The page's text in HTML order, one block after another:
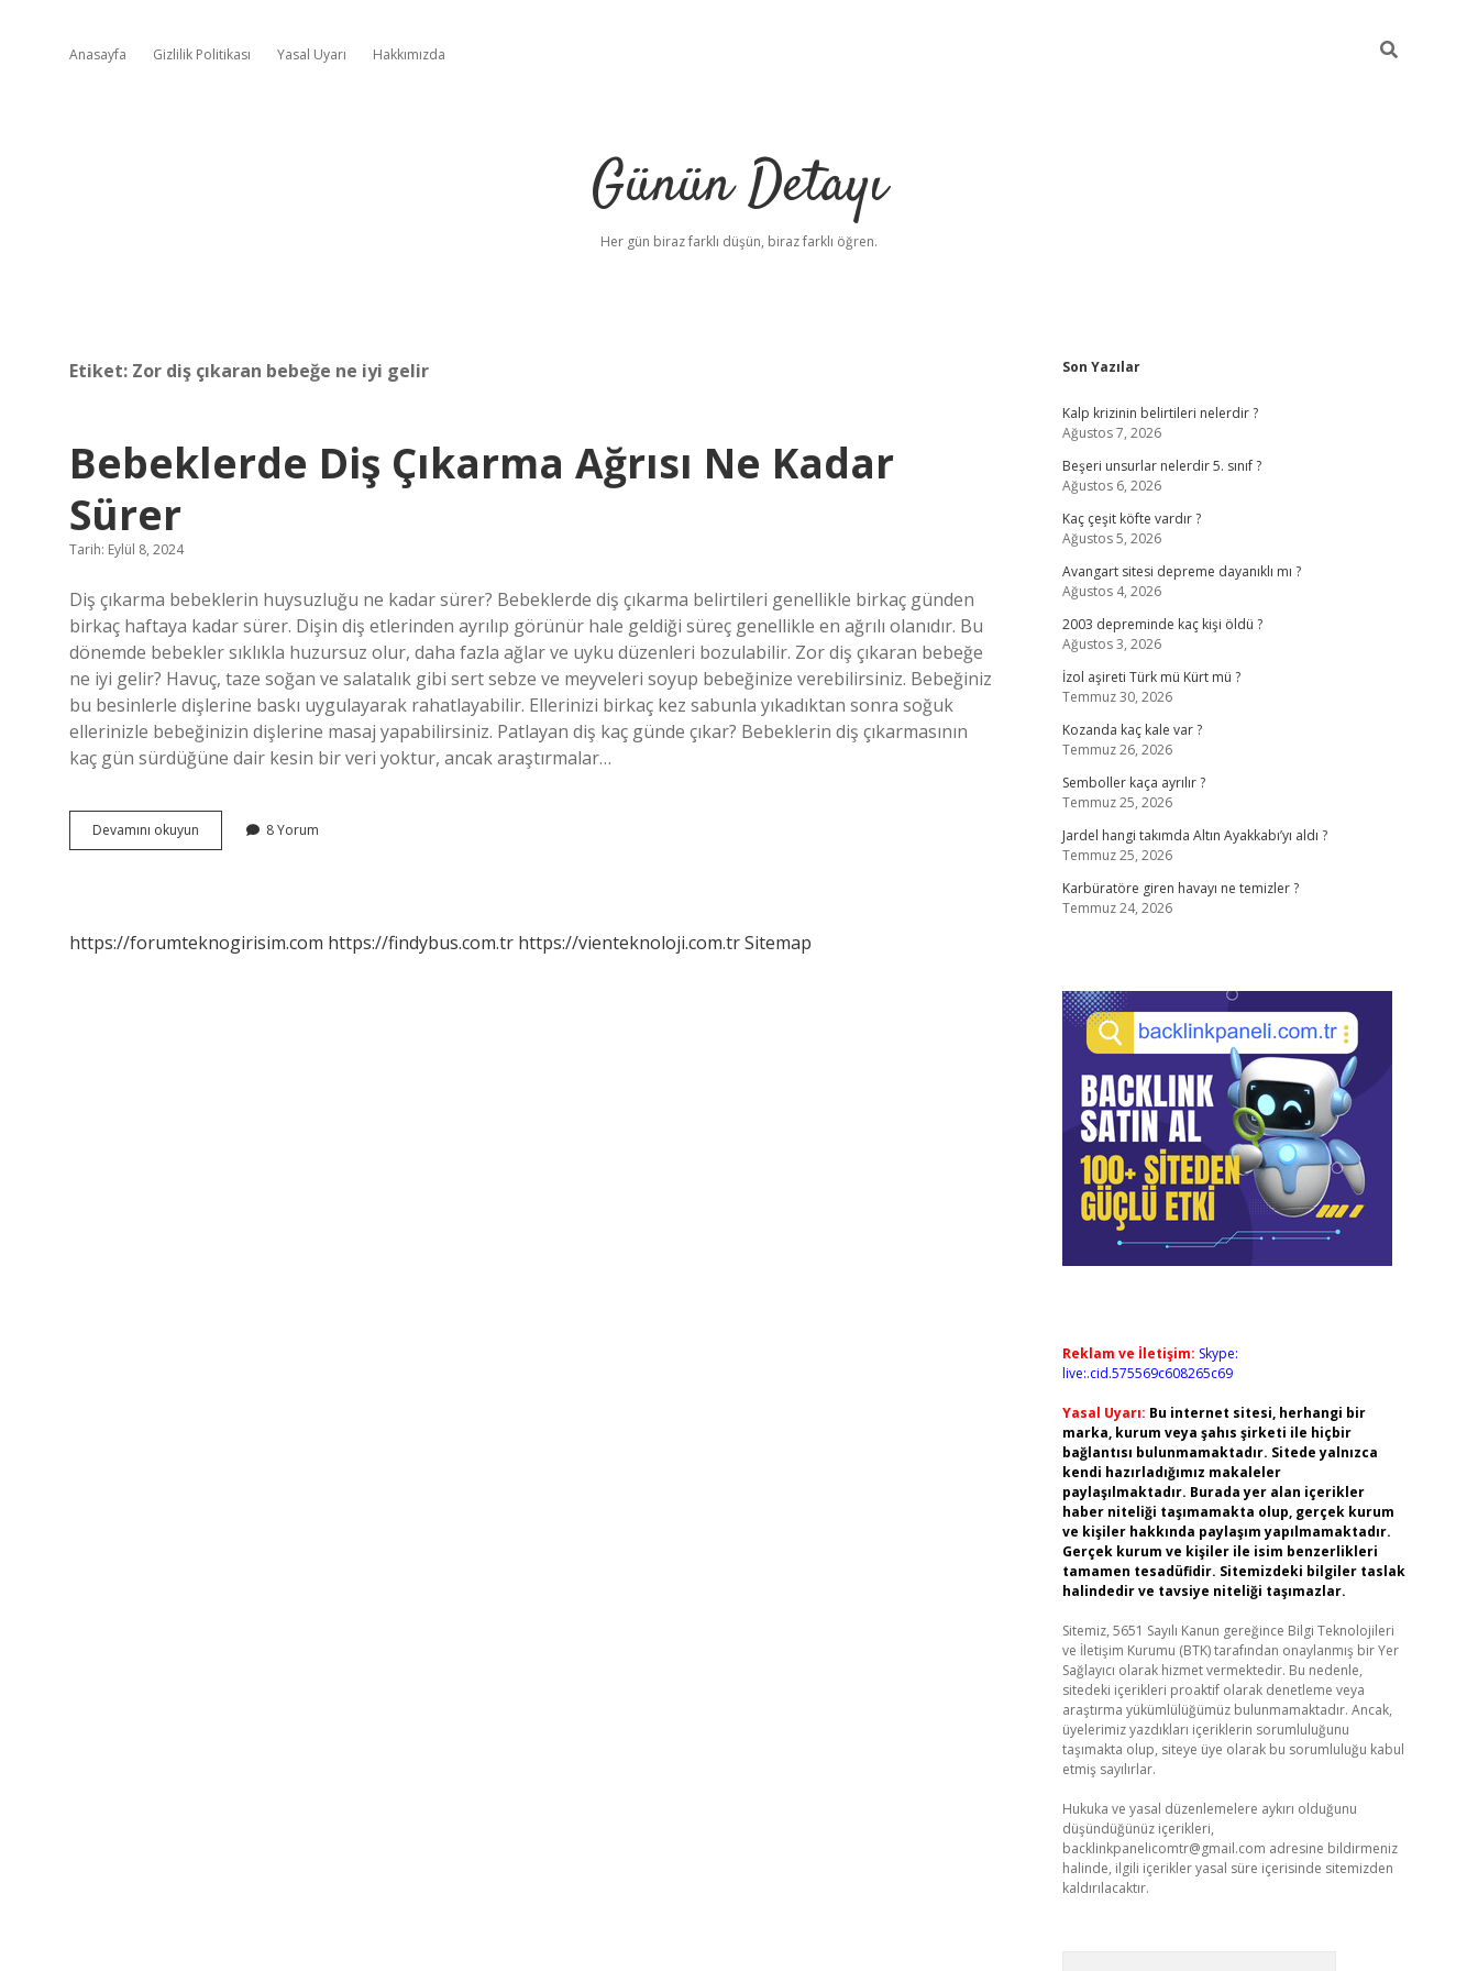
Anasayfa Gizlilik Politikası Yasal Uyarı Hakkımızda
Günün Detayı
Her gün biraz farklı düşün, biraz farklı öğren.
Etiket: Zor diş çıkaran bebeğe ne iyi gelir
Bebeklerde Diş Çıkarma Ağrısı Ne Kadar
Sürer
Tarih: Eylül 8, 2024
Diş çıkarma bebeklerin huysuzluğu ne kadar sürer? Bebeklerde diş çıkarma belirtileri genellikle birkaç günden
birkaç haftaya kadar sürer. Dişin diş etlerinden ayrılıp görünür hale geldiği süreç genellikle en ağrılı olanıdır. Bu
dönemde bebekler sıklıkla huzursuz olur, daha fazla ağlar ve uyku düzenleri bozulabilir. Zor diş çıkaran bebeğe
ne iyi gelir? Havuç, taze soğan ve salatalık gibi sert sebze ve meyveleri soyup bebeğinize verebilirsiniz. Bebeğiniz
bu besinlerle dişlerine baskı uygulayarak rahatlayabilir. Ellerinizi birkaç kez sabunla yıkadıktan sonra soğuk
ellerinizle bebeğinizin dişlerine masaj yapabilirsiniz. Patlayan diş kaç günde çıkar? Bebeklerin diş çıkarmasının
kaç gün sürdüğüne dair kesin bir veri yoktur, ancak araştırmalar…
Devamını okuyun Bebeklerde
Diş
Sürer
8 Yorum
https://forumteknogirisim.com https://findybus.com.tr https://vienteknoloji.com.trSitemap
Sidebar
Son Yazılar
Kalp krizinin belirtileri nelerdir ?
Ağustos 7, 2026
Beşeri unsurlar nelerdir 5. sınıf ?
Ağustos 6, 2026
Kaç çeşit köfte vardır ?
Ağustos 5, 2026
Avangart sitesi depreme dayanıklı mı ?
Ağustos 4, 2026
2003 depreminde kaç kişi öldü ?
Ağustos 3, 2026
İzol aşireti Türk mü Kürt mü ?
Temmuz 30, 2026
Kozanda kaç kale var ?
Temmuz 26, 2026
Semboller kaça ayrılır ?
Temmuz 25, 2026
Jardel hangi takımda Altın Ayakkabı’yı aldı ?
Temmuz 25, 2026
Karbüratöre giren havayı ne temizler ?
Temmuz 24, 2026
Reklam ve İletişim: Skype:
live:.cid.575569c608265c69
Yasal Uyarı: Bu internet sitesi, herhangi bir
marka, kurum veya şahıs şirketi ile hiçbir
bağlantısı bulunmamaktadır. Sitede yalnızca
kendi hazırladığımız makaleler
paylaşılmaktadır. Burada yer alan içerikler
haber niteliği taşımamakta olup, gerçek kurum
ve kişiler hakkında paylaşım yapılmamaktadır.
Gerçek kurum ve kişiler ile isim benzerlikleri
tamamen tesadüfidir. Sitemizdeki bilgiler taslak
halindedir ve tavsiye niteliği taşımazlar.
Sitemiz, 5651 Sayılı Kanun gereğince Bilgi Teknolojileri
ve İletişim Kurumu (BTK) tarafından onaylanmış bir Yer
Sağlayıcı olarak hizmet vermektedir. Bu nedenle,
sitedeki içerikleri proaktif olarak denetleme veya
araştırma yükümlülüğümüz bulunmamaktadır. Ancak,
üyelerimiz yazdıkları içeriklerin sorumluluğunu
taşımakta olup, siteye üye olarak bu sorumluluğu kabul
etmiş sayılırlar.
Hukuka ve yasal düzenlemelere aykırı olduğunu
düşündüğünüz içerikleri,
backlinkpanelicomtr@gmail.com adresine bildirmeniz
halinde, ilgili içerikler yasal süre içerisinde sitemizden
kaldırılacaktır.